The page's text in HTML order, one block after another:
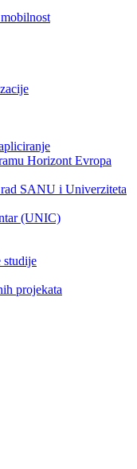
Horizont Evropa
SANU i Univerziteta
(UNIC)
studije
projekata